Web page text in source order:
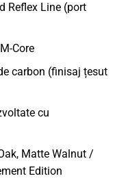
Reflex Line (port
Core
carbon (finisaj țesut
cu
Matte Walnut /
Edition